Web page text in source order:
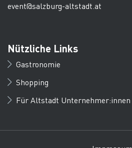
event@salzburg-altstadt.at
Nützliche Links
Gastronomie
Shopping
Für Altstadt Unternehmer:innen